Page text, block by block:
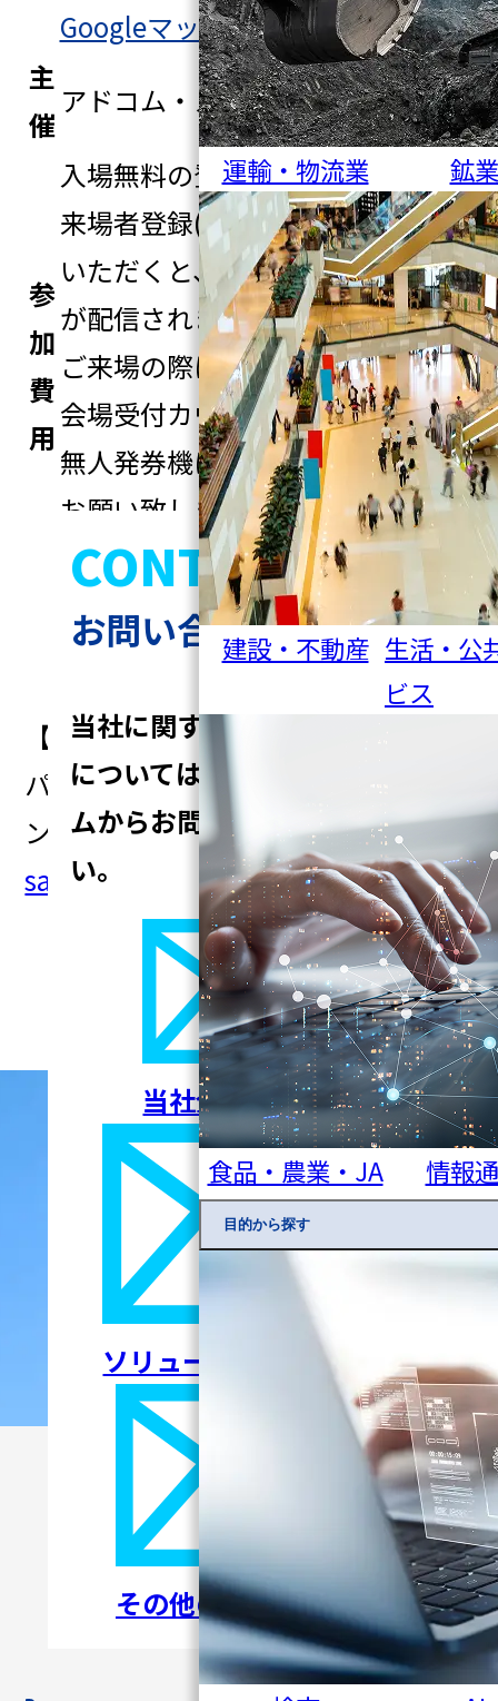
運輸・物流業 鉱業
建設・不動産 生活・公
ビス
食品・農業・JA 情報
目的から探す
Googleマップで見る
主
催
アドコム・メディア株式会社
参
加
費
用
入場無料の登録制になります。
来場者登録(QRコード発行)をして
いただくと、QRコード付きメール
が配信されます。
ご来場の際はQRコードを使用して
会場受付カウンターに置いてある
無人発券機にて来場者証の発行を
お願い致します。
来場者登録
【お問い合わせ先】
パシフィックシステム株式会社 セ
ンシング事業部 センシング技術部
sales2@pacific-systems.co.jp
セミナー・イベント一覧へ
戻る
CONTACT
お問い合わせ
当社に関するご質問、ご相談
については 以下の入力フォー
ムからお問い合わせくださ
い。
当社全般について
ソリューションについて
その他のお問い合わせ